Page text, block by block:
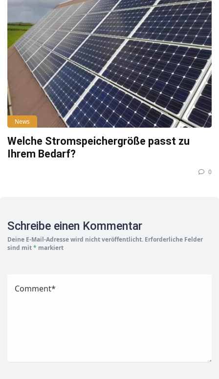
News
Welche Stromspeichergröße passt zu
Ihrem Bedarf?
0
Schreibe einen Kommentar
Deine E-Mail-Adresse wird nicht veröffentlicht. Erforderliche Felder
sind mit* markiert